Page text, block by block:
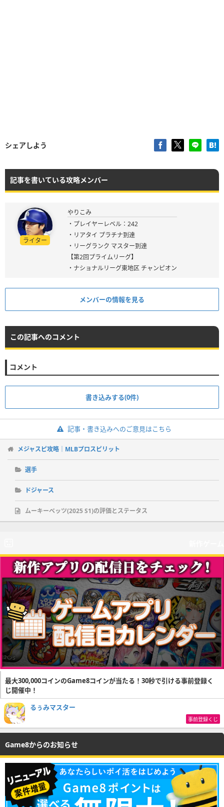
シェアしよう
記事を書いている攻略メンバー
ライター
やりこみ
・プレイヤーレベル：242
・リアタイ プラチナ到達
・リーグランク マスター到達
【第2回プライムリーグ】
・ナショナルリーグ東地区 チャンピオン
メンバーの情報を見る
この記事へのコメント
コメント
書き込みする(0件)
記事・書き込みへのご意見はこちら
メジャスピ攻略｜MLBプロスピリット
選手
ドジャース
ムーキーベッツ(2025 S1)の評価とステータス
最大300,000コインのGame8コインが当たる！30秒で引ける事前登録く
じ開催中！
るぅみマスター
事前登録くじ
Game8からのお知らせ